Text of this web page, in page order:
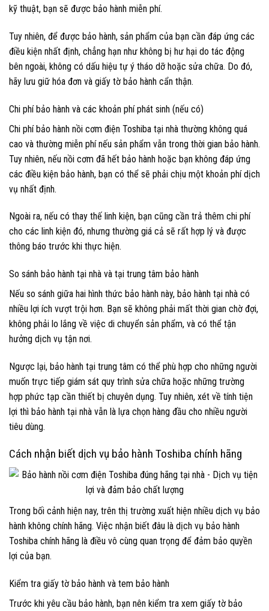
kỹ thuật, bạn sẽ được bảo hành miễn phí.
Tuy nhiên, để được bảo hành, sản phẩm của bạn cần đáp ứng các
điều kiện nhất định, chẳng hạn như không bị hư hại do tác động
bên ngoài, không có dấu hiệu tự ý tháo dỡ hoặc sửa chữa. Do đó,
hãy lưu giữ hóa đơn và giấy tờ bảo hành cẩn thận.
Chi phí bảo hành và các khoản phí phát sinh (nếu có)
Chi phí bảo hành nồi cơm điện Toshiba tại nhà thường không quá
cao và thường miễn phí nếu sản phẩm vẫn trong thời gian bảo hành.
Tuy nhiên, nếu nồi cơm đã hết bảo hành hoặc bạn không đáp ứng
các điều kiện bảo hành, bạn có thể sẽ phải chịu một khoản phí dịch
vụ nhất định.
Ngoài ra, nếu có thay thế linh kiện, bạn cũng cần trả thêm chi phí
cho các linh kiện đó, nhưng thường giá cả sẽ rất hợp lý và được
thông báo trước khi thực hiện.
So sánh bảo hành tại nhà và tại trung tâm bảo hành
Nếu so sánh giữa hai hình thức bảo hành này, bảo hành tại nhà có
nhiều lợi ích vượt trội hơn. Bạn sẽ không phải mất thời gian chờ đợi,
không phải lo lắng về việc di chuyển sản phẩm, và có thể tận
hưởng dịch vụ tận nơi.
Ngược lại, bảo hành tại trung tâm có thể phù hợp cho những người
muốn trực tiếp giám sát quy trình sửa chữa hoặc những trường
hợp phức tạp cần thiết bị chuyên dụng. Tuy nhiên, xét về tính tiện
lợi thì bảo hành tại nhà vẫn là lựa chọn hàng đầu cho nhiều người
tiêu dùng.
Cách nhận biết dịch vụ bảo hành Toshiba chính hãng
Trong bối cảnh hiện nay, trên thị trường xuất hiện nhiều dịch vụ bảo
hành không chính hãng. Việc nhận biết đâu là dịch vụ bảo hành
Toshiba chính hãng là điều vô cùng quan trọng để đảm bảo quyền
lợi của bạn.
Kiểm tra giấy tờ bảo hành và tem bảo hành
Trước khi yêu cầu bảo hành, bạn nên kiểm tra xem giấy tờ bảo